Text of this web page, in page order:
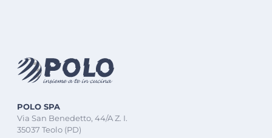
POLO SPA
Via San Benedetto, 44/A Z. I.
35037 Teolo (PD)